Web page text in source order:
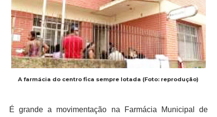
A farmácia do centro fica sempre lotada (Foto: reprodução)
É grande a movimentação na Farmácia Municipal de